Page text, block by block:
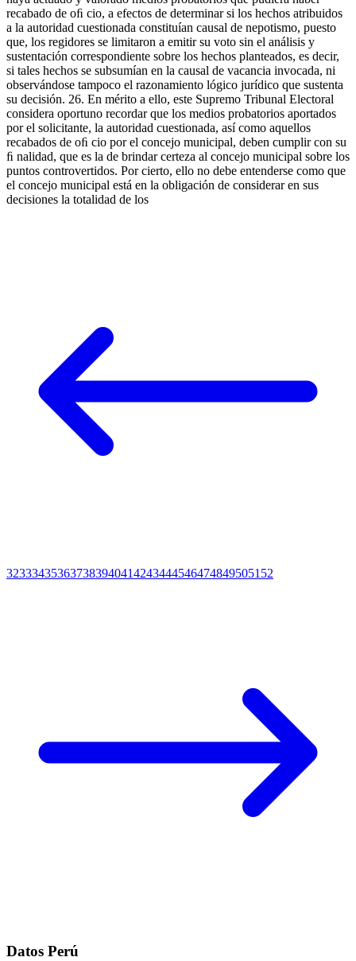
recabado de oﬁ cio, a efectos de determinar si los hechos atribuidos
a la autoridad cuestionada constituían causal de nepotismo, puesto
que, los regidores se limitaron a emitir su voto sin el análisis y
sustentación correspondiente sobre los hechos planteados, es decir,
si tales hechos se subsumían en la causal de vacancia invocada, ni
observándose tampoco el razonamiento lógico jurídico que sustenta
su decisión. 26. En mérito a ello, este Supremo Tribunal Electoral
considera oportuno recordar que los medios probatorios aportados
por el solicitante, la autoridad cuestionada, así como aquellos
recabados de oﬁ cio por el concejo municipal, deben cumplir con su
ﬁ nalidad, que es la de brindar certeza al concejo municipal sobre los
puntos controvertidos. Por cierto, ello no debe entenderse como que
el concejo municipal está en la obligación de considerar en sus
decisiones la totalidad de los
3233343536373839404142434445464748495051 52
Datos Perú